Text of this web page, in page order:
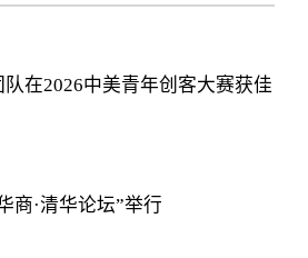
在2026中美青年创客大赛获佳
商·清华论坛”举行